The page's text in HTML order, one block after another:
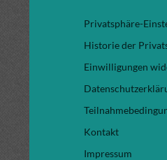
Privatsphäre-
Historie der
Einwilligungen
Kontakt
Impressum